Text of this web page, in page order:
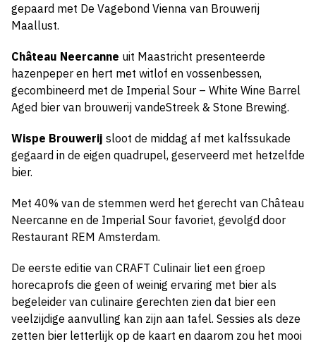
gepaard met De Vagebond Vienna van Brouwerij
Maallust.
Château Neercanne uit Maastricht presenteerde
hazenpeper en hert met witlof en vossenbessen,
gecombineerd met de Imperial Sour – White Wine Barrel
Aged bier van brouwerij vandeStreek & Stone Brewing.
Wispe Brouwerij sloot de middag af met kalfssukade
gegaard in de eigen quadrupel, geserveerd met hetzelfde
bier.
Met 40% van de stemmen werd het gerecht van Château
Neercanne en de Imperial Sour favoriet, gevolgd door
Restaurant REM Amsterdam.
De eerste editie van CRAFT Culinair liet een groep
horecaprofs die geen of weinig ervaring met bier als
begeleider van culinaire gerechten zien dat bier een
veelzijdige aanvulling kan zijn aan tafel. Sessies als deze
zetten bier letterlijk op de kaart en daarom zou het mooi